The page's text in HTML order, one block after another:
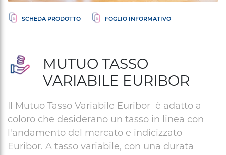
MUTUO TASSO
VARIABILE EURIBOR
Il Mutuo Tasso Variabile Euribor è adatto a
coloro che desiderano un tasso in linea con
l'andamento del mercato e indicizzato
Euribor. A tasso variabile, con una durata